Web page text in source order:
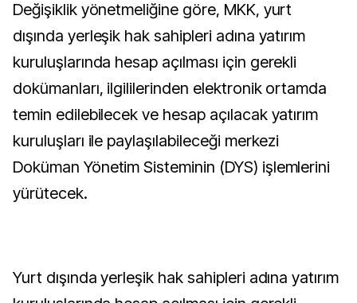
Değişiklik yönetmeliğine göre, MKK, yurt
dışında yerleşik hak sahipleri adına yatırım
kuruluşlarında hesap açılması için gerekli
dokümanları, ilgililerinden elektronik ortamda
temin edilebilecek ve hesap açılacak yatırım
kuruluşları ile paylaşılabileceği merkezi
Doküman Yönetim Sisteminin (DYS) işlemlerini
yürütecek.
Yurt dışında yerleşik hak sahipleri adına yatırım